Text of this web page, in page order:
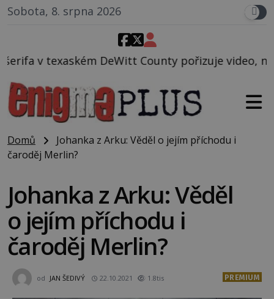
Sobota, 8. srpna 2026
County pořizuje video, na kterém před jeho
Domů
Johanka z Arku: Věděl o jejím příchodu i
čaroděj Merlin?
Johanka z Arku: Věděl
o jejím příchodu i
čaroděj Merlin?
od JAN ŠEDIVÝ 22.10.2021 1.8tis PREMIUM